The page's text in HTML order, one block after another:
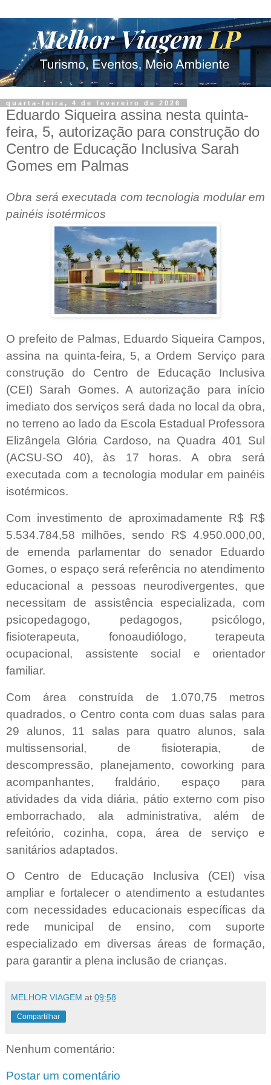
quarta-feira, 4 de fevereiro de 2026
Eduardo Siqueira assina nesta quinta-
feira, 5, autorização para construção do
Centro de Educação Inclusiva Sarah
Gomes em Palmas
Obra será executada com tecnologia modular em
painéis isotérmicos
O prefeito de Palmas, Eduardo Siqueira Campos,
assina na quinta-feira, 5, a Ordem Serviço para
construção do Centro de Educação Inclusiva
(CEI) Sarah Gomes. A autorização para início
imediato dos serviços será dada no local da obra,
no terreno ao lado da Escola Estadual Professora
Elizângela Glória Cardoso, na Quadra 401 Sul
(ACSU-SO 40), às 17 horas. A obra será
executada com a tecnologia modular em painéis
isotérmicos.
Com investimento de aproximadamente R$ R$
5.534.784,58 milhões, sendo R$ 4.950.000,00,
de emenda parlamentar do senador Eduardo
Gomes, o espaço será referência no atendimento
educacional a pessoas neurodivergentes, que
necessitam de assistência especializada, com
psicopedagogo, pedagogos, psicólogo,
fisioterapeuta, fonoaudiólogo, terapeuta
ocupacional, assistente social e orientador
familiar.
Com área construída de 1.070,75 metros
quadrados, o Centro conta com duas salas para
29 alunos, 11 salas para quatro alunos, sala
multissensorial, de fisioterapia, de
descompressão, planejamento, coworking para
acompanhantes, fraldário, espaço para
atividades da vida diária, pátio externo com piso
emborrachado, ala administrativa, além de
refeitório, cozinha, copa, área de serviço e
sanitários adaptados.
O Centro de Educação Inclusiva (CEI) visa
ampliar e fortalecer o atendimento a estudantes
com necessidades educacionais específicas da
rede municipal de ensino, com suporte
especializado em diversas áreas de formação,
para garantir a plena inclusão de crianças.
MELHOR VIAGEM at 09:58
Compartilhar
Nenhum comentário:
Postar um comentário